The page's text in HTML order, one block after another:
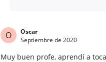
O
Oscar
Septiembre de 2020
Muy buen profe, aprendí a